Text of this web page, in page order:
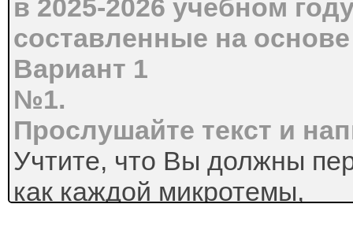
в 2025-2026 учебном
составленные на
Вариант 1
№1.
Прослушайте текст и
Учтите, что Вы должны
как каждой микротемы,